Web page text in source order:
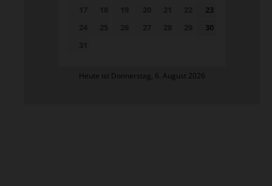
23
30
Heute ist Donnerstag, 6. August 2026